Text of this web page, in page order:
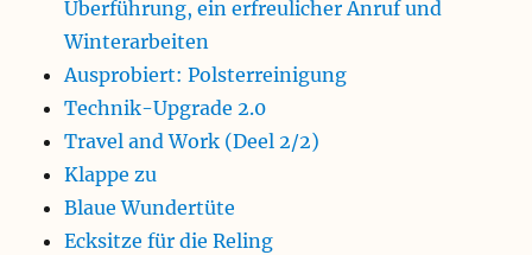
Überführung, ein erfreulicher Anruf und
Winterarbeiten
Ausprobiert: Polsterreinigung
Technik-Upgrade 2.0
Travel and Work (Deel 2/2)
Klappe zu
Blaue Wundertüte
Ecksitze für die Reling